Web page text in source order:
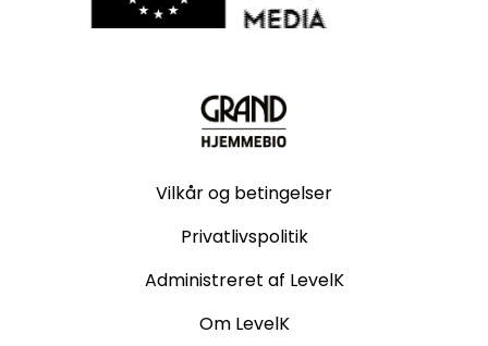
Vilkår og betingelser
Privatlivspolitik
Administreret af LevelK
Om LevelK